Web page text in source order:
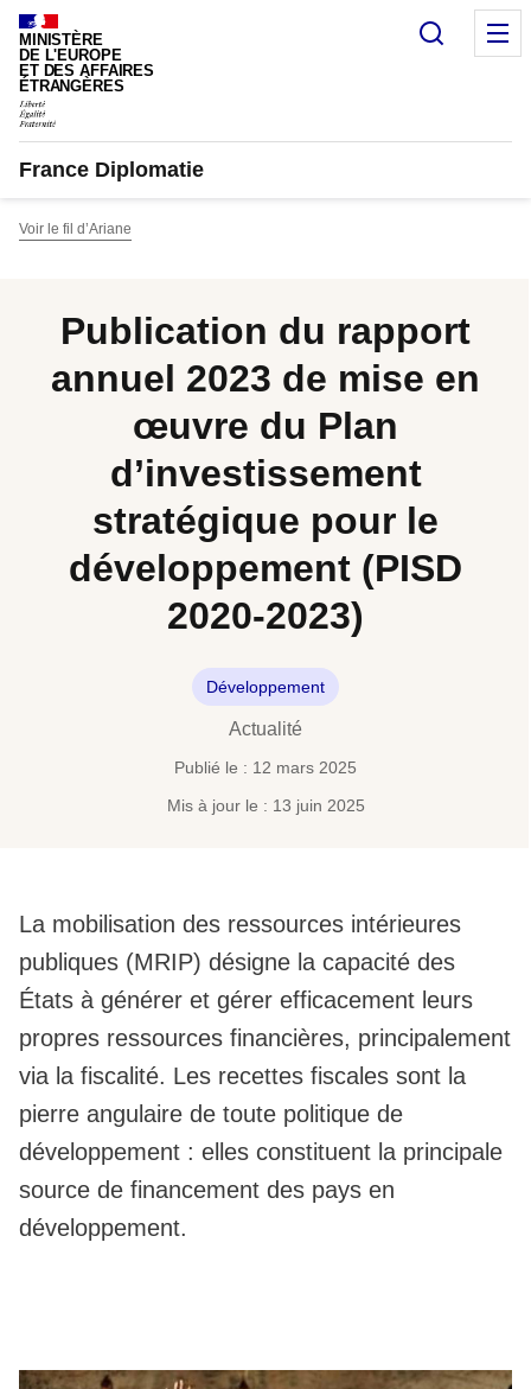
Panneau de gestion des cookies
MINISTÈRE
DE L'EUROPE
ET DES AFFAIRES
ÉTRANGÈRES
France Diplomatie
Voir le fil d’Ariane
Publication du rapport
annuel 2023 de mise en
œuvre du Plan
d’investissement
stratégique pour le
développement (PISD
2020-2023)
Développement
Actualité
Publié le : 12 mars 2025
Mis à jour le : 13 juin 2025
La mobilisation des ressources intérieures
publiques (MRIP) désigne la capacité des
États à générer et gérer efficacement leurs
propres ressources financières, principalement
via la fiscalité. Les recettes fiscales sont la
pierre angulaire de toute politique de
développement : elles constituent la principale
source de financement des pays en
développement.